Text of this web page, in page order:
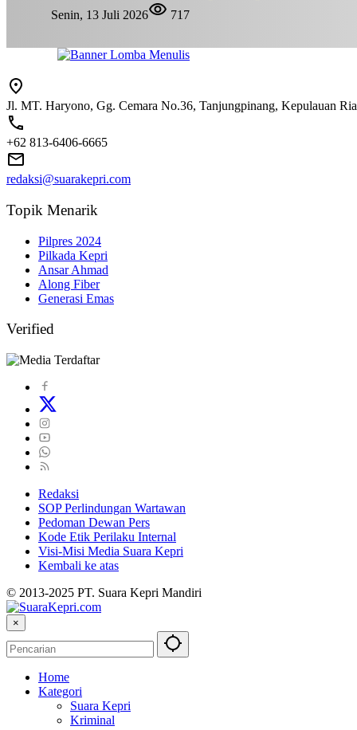
Senin, 13 Juli 2026
717
Jl. MT. Haryono, Gg. Cemara No.36, Tanjungpinang, Kepulauan
+62 813-6406-6665
redaksi@suarakepri.com
Topik Menarik
Pilpres 2024
Pilkada Kepri
Ansar Ahmad
Along Fiber
Generasi Emas
Verified
Redaksi
SOP Perlindungan Wartawan
Pedoman Dewan Pers
Kode Etik Perilaku Internal
Visi-Misi Media Suara Kepri
Kembali ke atas
© 2013-2025 PT. Suara Kepri Mandiri
×
Home
Kategori
Suara Kepri
Kriminal